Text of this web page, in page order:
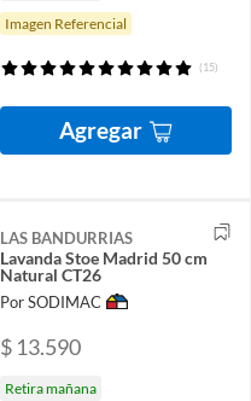
Imagen Referencial
(15)
Agregar
LAS BANDURRIAS
Lavanda Stoe Madrid 50 cm
Natural CT26
Por SODIMAC
$ 13.590
Retira mañana